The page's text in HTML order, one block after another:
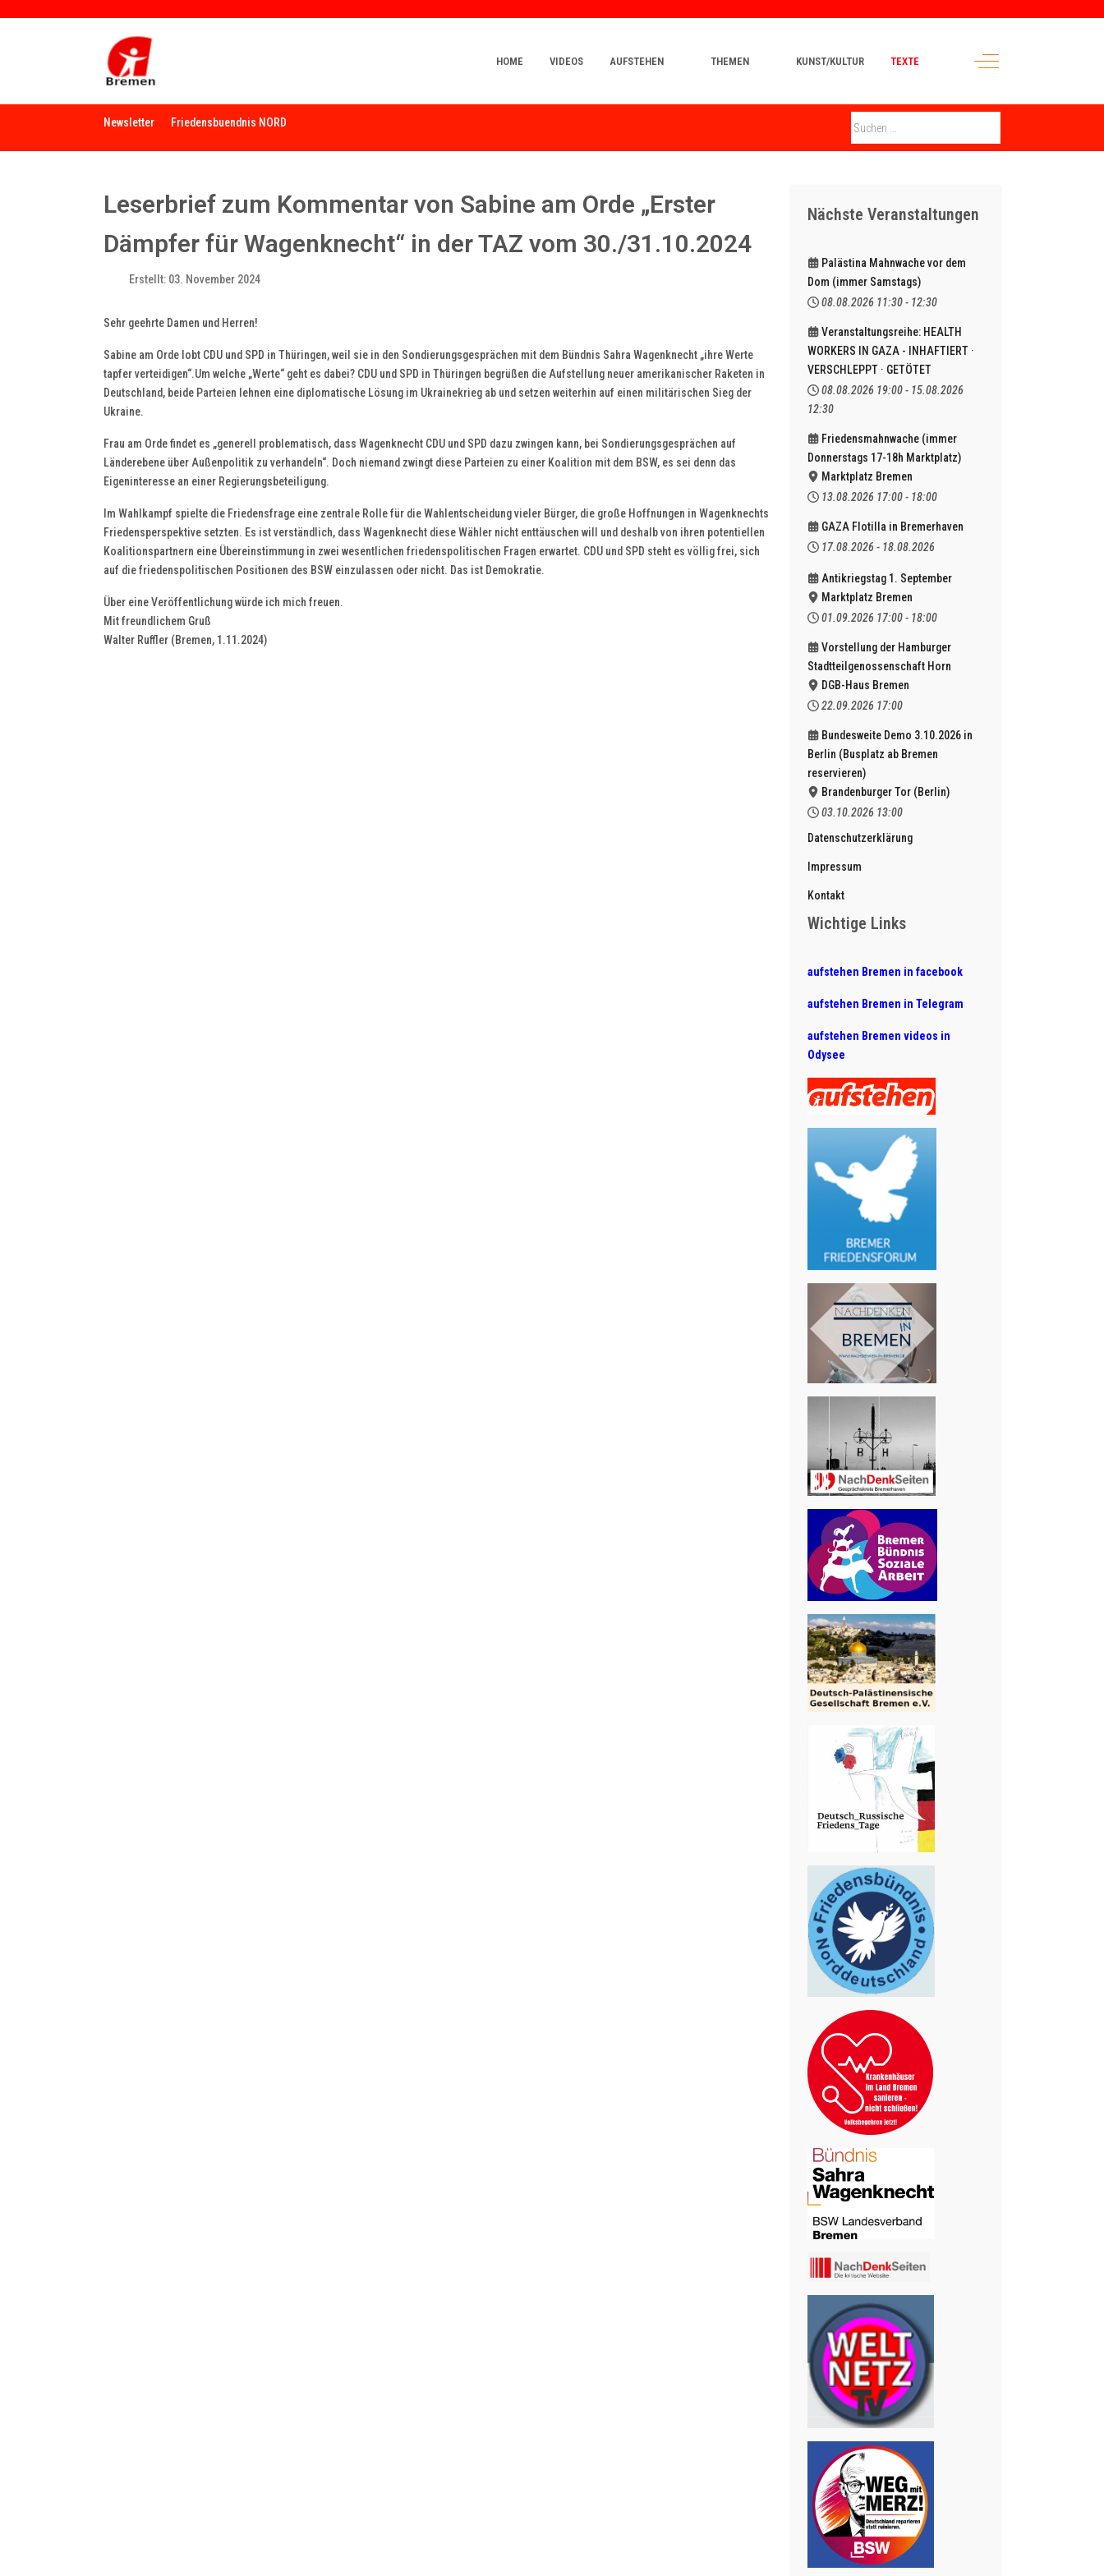
HOME VIDEOS AUFSTEHEN THEMEN KUNST/KULTUR TEXTE Off-Canvas Toggle
Newsletter Friedensbuendnis NORD
Leserbrief zum Kommentar von Sabine am Orde „Erster
Dämpfer für Wagenknecht“ in der TAZ vom 30./31.10.2024
Erstellt: 03. November 2024
Sehr geehrte Damen und Herren!
Sabine am Orde lobt CDU und SPD in Thüringen, weil sie in den Sondierungsgesprächen mit dem Bündnis Sahra Wagenknecht „ihre Werte
tapfer verteidigen“.Um welche „Werte“ geht es dabei? CDU und SPD in Thüringen begrüßen die Aufstellung neuer amerikanischer Raketen in
Deutschland, beide Parteien lehnen eine diplomatische Lösung im Ukrainekrieg ab und setzen weiterhin auf einen militärischen Sieg der
Ukraine.
Frau am Orde findet es „generell problematisch, dass Wagenknecht CDU und SPD dazu zwingen kann, bei Sondierungsgesprächen auf
Länderebene über Außenpolitik zu verhandeln“. Doch niemand zwingt diese Parteien zu einer Koalition mit dem BSW, es sei denn das
Eigeninteresse an einer Regierungsbeteiligung.
Im Wahlkampf spielte die Friedensfrage eine zentrale Rolle für die Wahlentscheidung vieler Bürger, die große Hoffnungen in Wagenknechts
Friedensperspektive setzten. Es ist verständlich, dass Wagenknecht diese Wähler nicht enttäuschen will und deshalb von ihren potentiellen
Koalitionspartnern eine Übereinstimmung in zwei wesentlichen friedenspolitischen Fragen erwartet. CDU und SPD steht es völlig frei, sich
auf die friedenspolitischen Positionen des BSW einzulassen oder nicht. Das ist Demokratie.
Über eine Veröffentlichung würde ich mich freuen.
Mit freundlichem Gruß
Walter Ruffler (Bremen, 1.11.2024)
Nächste Veranstaltungen
Palästina Mahnwache vor dem
Dom (immer Samstags)
08.08.2026 11:30- 12:30
Veranstaltungsreihe: HEALTH
WORKERS IN GAZA - INHAFTIERT ·
VERSCHLEPPT · GETÖTET
08.08.2026 19:00- 15.08.2026
12:30
Friedensmahnwache (immer
Donnerstags 17-18h Marktplatz)
Marktplatz Bremen
13.08.2026 17:00- 18:00
GAZA Flotilla in Bremerhaven
17.08.2026 - 18.08.2026
Antikriegstag 1. September
Marktplatz Bremen
01.09.2026 17:00- 18:00
Vorstellung der Hamburger
Stadtteilgenossenschaft Horn
DGB-Haus Bremen
22.09.2026 17:00
Bundesweite Demo 3.10.2026 in
Berlin (Busplatz ab Bremen
reservieren)
Brandenburger Tor (Berlin)
03.10.2026 13:00
Datenschutzerklärung
Impressum
Kontakt
Wichtige Links
aufstehen Bremen in facebook
aufstehen Bremen in Telegram
aufstehen Bremen videos in
Odysee